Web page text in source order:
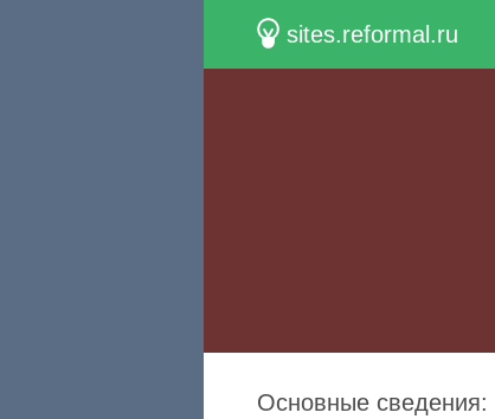
sites.reformal.ru
Основные сведения: